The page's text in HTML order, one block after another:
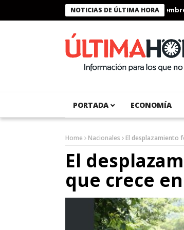
NOTICIAS DE ÚLTIMA HORA
Presidente Bukele condecora a miembros
PORTADA ECONOMÍA
Home Nacionales El desplazamiento
El
que crece